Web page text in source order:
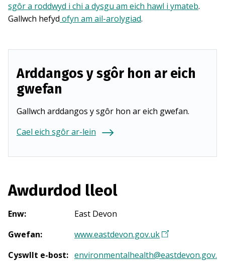
sgôr a roddwyd i chi a dysgu am eich hawl i ymateb.
Gallwch hefyd ofyn am ail-arolygiad.
Arddangos y sgôr hon ar eich
gwefan
Gallwch arddangos y sgôr hon ar eich gwefan.
Cael eich sgôr ar-lein
Awdurdod lleol
Enw:
East Devon
Gwefan: www.eastdevon.gov.uk(
Cyswllt e-bost: environmentalhealth@eastdevon.gov.